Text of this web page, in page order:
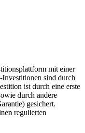
mit einer
sind durch
ist durch eine erste
durch andere
gesichert.
regulierten